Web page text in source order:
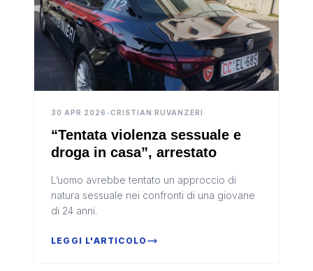
30 APR 2026 •CRISTIAN RUVANZERI
“Tentata violenza sessuale e
droga in casa”, arrestato
L’uomo avrebbe tentato un approccio di
natura sessuale nei confronti di una giovane
di 24 anni.
LEGGI L'ARTICOLO